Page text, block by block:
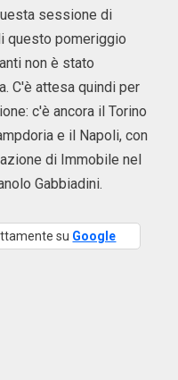
sessione di
questo pomeriggio
non è stato
C'è attesa quindi per
c'è ancora il Torino
e il Napoli, con
di Immobile nel
Gabbiadini.
su Google